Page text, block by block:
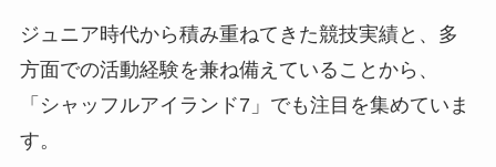
ジュニア時代から積み重ねてきた競技実績と、多
方面での活動経験を兼ね備えていることから、
「シャッフルアイランド7」でも注目を集めていま
す。